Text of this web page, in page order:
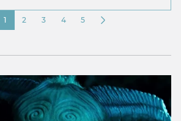
1 2 3 4 5